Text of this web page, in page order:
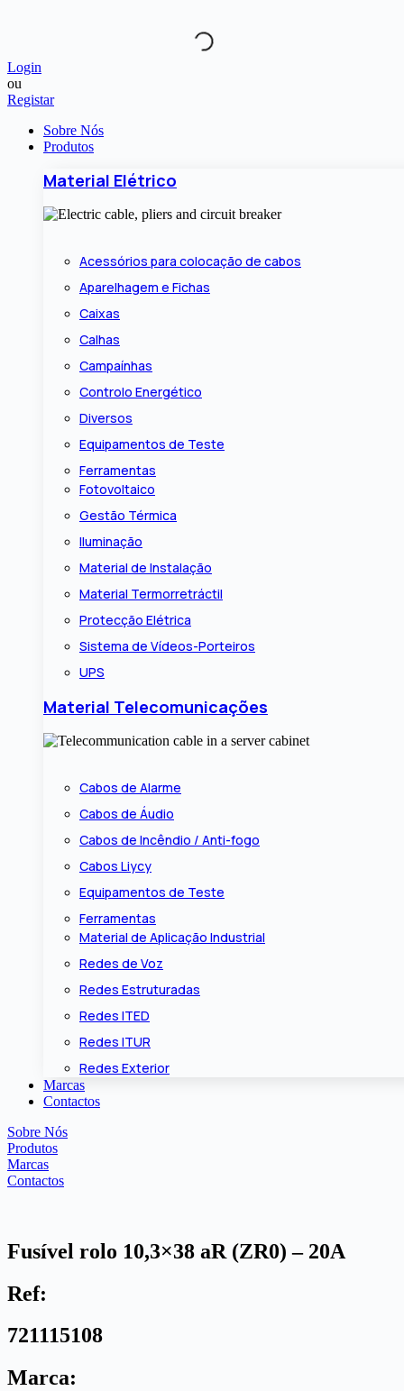
conteúdo
Login
ou
Registar
Sobre Nós
Produtos
Material Elétrico
Acessórios para colocação de cabos
Aparelhagem e Fichas
Caixas
Calhas
Campaínhas
Controlo Energético
Diversos
Equipamentos de Teste
Ferramentas
Fotovoltaico
Gestão Térmica
Iluminação
Material de Instalação
Material Termorretráctil
Protecção Elétrica
Sistema de Vídeos-Porteiros
UPS
Material Telecomunicações
Cabos de Alarme
Cabos de Áudio
Cabos de Incêndio / Anti-fogo
Cabos Liycy
Equipamentos de Teste
Ferramentas
Material de Aplicação Industrial
Redes de Voz
Redes Estruturadas
Redes ITED
Redes ITUR
Redes Exterior
Marcas
Contactos
Sobre Nós
Produtos
Marcas
Contactos
Fusível rolo 10,3×38 aR (ZR0) – 20A
Ref:
721115108
Marca: